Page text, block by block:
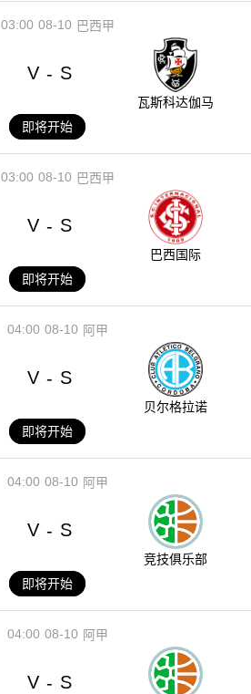
08-10
03:00 巴西甲
V - S
瓦斯科达伽马
即将开始
08-10
03:00 巴西甲
V - S
巴西国际
即将开始
08-10
04:00 阿甲
V - S
贝尔格拉诺
即将开始
08-10
04:00 阿甲
V - S
竞技俱乐部
即将开始
08-10
04:00 阿甲
V - S